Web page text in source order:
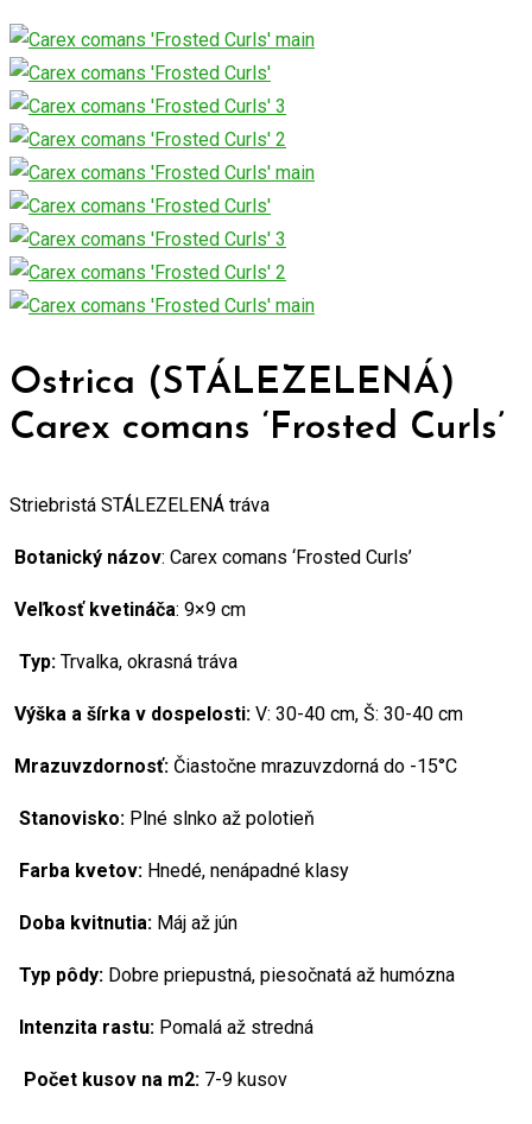
Ostrica (STÁLEZELENÁ)
Carex comans ‘Frosted Curls’
Striebristá STÁLEZELENÁ tráva
Botanický názov: Carex comans ‘Frosted Curls’
Veľkosť kvetináča: 9×9 cm
Typ: Trvalka, okrasná tráva
Výška a šírka v dospelosti: V: 30-40 cm, Š: 30-40 cm
Mrazuvzdornosť: Čiastočne mrazuvzdorná do -15°C
Stanovisko: Plné slnko až polotieň
Farba kvetov: Hnedé, nenápadné klasy
Doba kvitnutia: Máj až jún
Typ pôdy: Dobre priepustná, piesočnatá až humózna
Intenzita rastu: Pomalá až stredná
Počet kusov na m2: 7-9 kusov